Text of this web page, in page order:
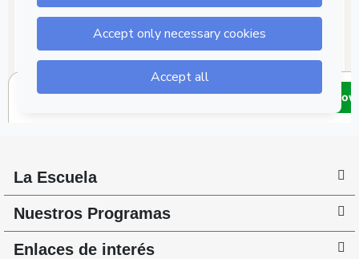
La Escuela
Nuestros Programas
Enlaces de interés